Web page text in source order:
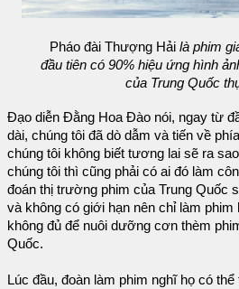
Pháo đài Thượng Hải là phim
đầu tiên có 90% hiệu ứng hình
của Trung Quốc
Đạo diễn Đằng Hoa Đào nói, ngay từ
dài, chúng tôi đã dò dẫm và tiến về
chúng tôi không biết tương lai sẽ ra
chúng tôi thì cũng phải có ai đó làm
đoán thị trường phim của Trung Quốc
và không có giới hạn nên chỉ làm phim
không đủ để nuôi dưỡng cơn thèm
Quốc.
Lúc đầu, đoàn làm phim nghĩ họ có